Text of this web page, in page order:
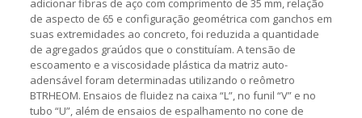
adicionar fibras de aço com comprimento de 35 mm, relação
de aspecto de 65 e configuração geométrica com ganchos em
suas extremidades ao concreto, foi reduzida a quantidade
de agregados graúdos que o constituíam. A tensão de
escoamento e a viscosidade plástica da matriz auto-
adensável foram determinadas utilizando o reômetro
BTRHEOM. Ensaios de fluidez na caixa “L”, no funil “V” e no
tubo “U”, além de ensaios de espalhamento no cone de